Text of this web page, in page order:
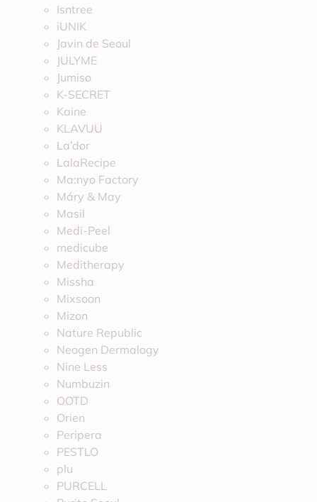
Isntree
iUNIK
Javin de Seoul
JULYME
Jumiso
K-SECRET
Kaine
KLAVUU
La’dor
LalaRecipe
Ma:nyo Factory
Máry & May
Masil
Medi-Peel
medicube
Meditherapy
Missha
Mixsoon
Mizon
Nature Republic
Neogen Dermalogy
Nine Less
Numbuzin
OOTD
Orien
Peripera
PESTLO
plu
PURCELL